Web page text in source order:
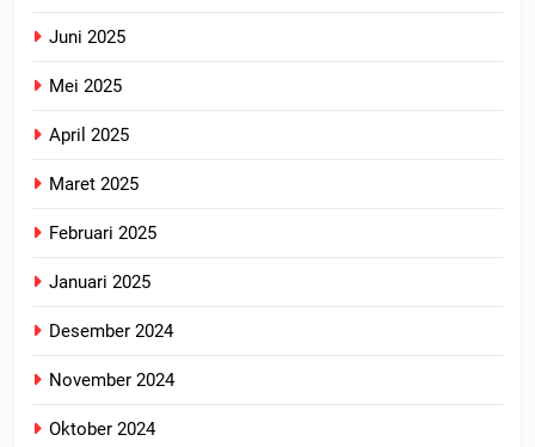
Juni 2025
Mei 2025
April 2025
Maret 2025
Februari 2025
Januari 2025
Desember 2024
November 2024
Oktober 2024